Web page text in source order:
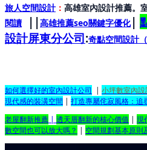
旅人空間設計： 高雄室內設計推薦。
閱讀
||高雄推薦seo關鍵字優化|
設計屏東分公司:奇點空間設計（
如何選擇好的室內設計公司 | 小坪數室內
現代感的裝潢空間 | 打造專屬侘寂風格：追
老屋翻新推薦 | 透天厝翻新的核心價值 | 現
數空間也可以放大嗎？ | 空間規劃基本原則